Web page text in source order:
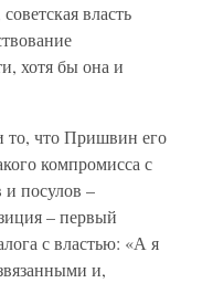
власть
хотя бы она и
то, что Пришвин его
компромисса с
и посулов –
– первый
с властью: «А я
и,